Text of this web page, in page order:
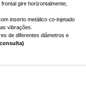
gire horizontalmente,
inserto metálico co-injetado
vibrações.
de diferentes diâmetros e